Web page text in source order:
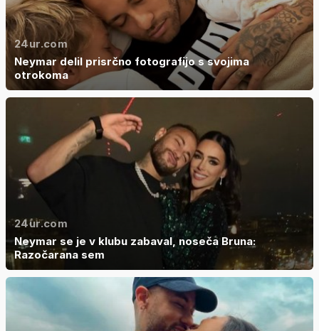
24ur.com
Neymar delil prisrčno fotografijo s svojima
otrokoma
24ur.com
Neymar se je v klubu zabaval, noseča Bruna:
Razočarana sem